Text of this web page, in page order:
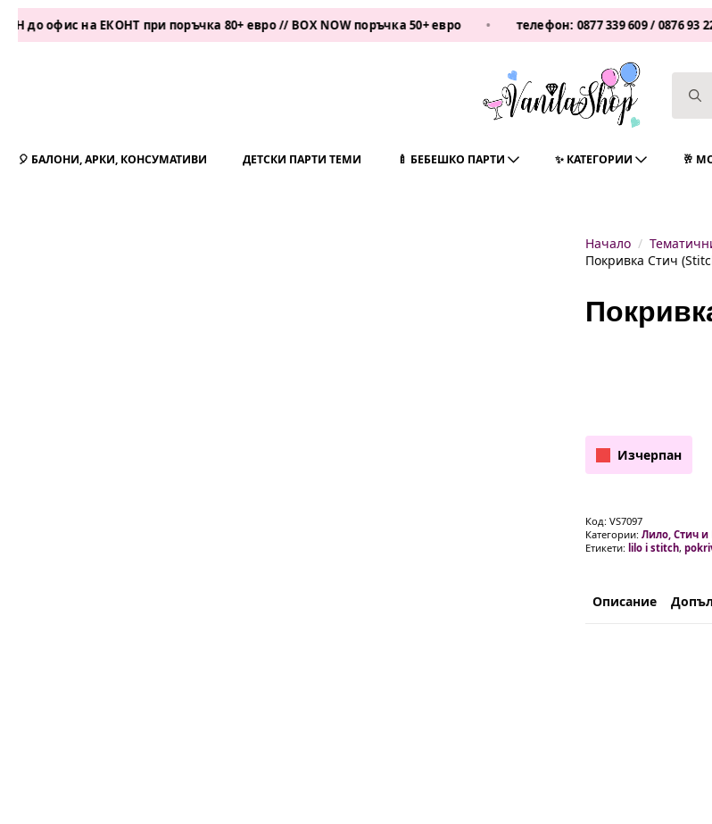
на ЕКОНТ при поръчка 80+ евро // BOX NOW поръчка 50+ евро • телефон:0877 339 609/0876 93 22 25
🎈 БАЛОНИ, АРКИ, КОНСУМАТИВИ ДЕТСКИ ПАРТИ ТЕМИ 🍼 БЕБЕШКО ПАРТИ ✨ КАТЕГОРИИ 🥂
Начало
Покривка Стич
Изчерпан
Код: VS7097
Категории: Лило, Стич
Етикети: lilo i stitch,
Описание